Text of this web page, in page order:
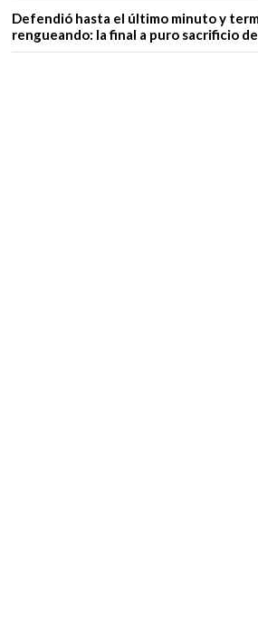
Defendió hasta el último minuto y
rengueando: la final a puro sacrificio